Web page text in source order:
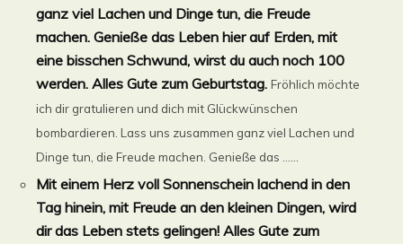
ganz viel Lachen und Dinge tun, die Freude
machen. Genieße das Leben hier auf Erden, mit
eine bisschen Schwund, wirst du auch noch 100
werden. Alles Gute zum Geburtstag. Fröhlich möchte
ich dir gratulieren und dich mit Glückwünschen
bombardieren. Lass uns zusammen ganz viel Lachen und
Dinge tun, die Freude machen. Genieße das ......
Mit einem Herz voll Sonnenschein lachend in den
Tag hinein, mit Freude an den kleinen Dingen, wird
dir das Leben stets gelingen! Alles Gute zum